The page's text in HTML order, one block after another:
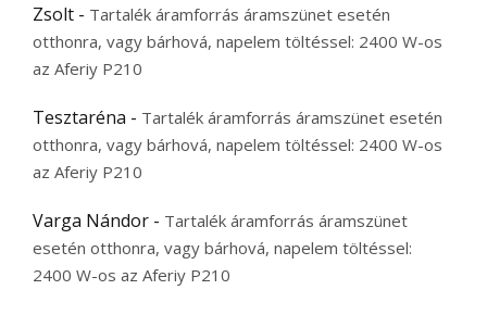
Zsolt - Tartalék áramforrás áramszünet esetén
otthonra, vagy bárhová, napelem töltéssel: 2400 W-os
az Aferiy P210
Tesztaréna - Tartalék áramforrás áramszünet esetén
otthonra, vagy bárhová, napelem töltéssel: 2400 W-os
az Aferiy P210
Varga Nándor - Tartalék áramforrás áramszünet
esetén otthonra, vagy bárhová, napelem töltéssel:
2400 W-os az Aferiy P210